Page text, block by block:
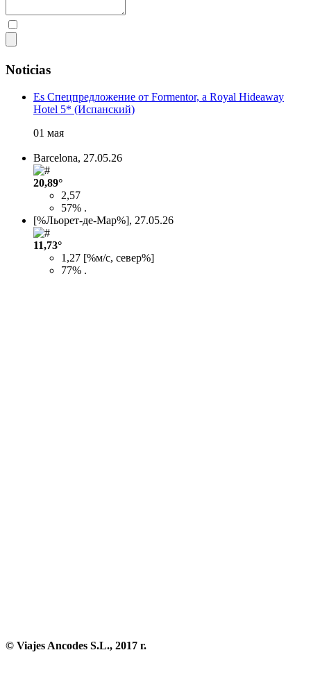
Noticias
Es Cпецпредложение от Formentor, a Royal Hideaway
Hotel 5* (Испанский)
01 мая
Barcelona, 27.05.26
20,89°
2,57
57% .
[%Льорет-де-Мар%], 27.05.26
11,73°
1,27 [%м/с, север%]
77% .
© Viajes Ancodes S.L., 2017 г.